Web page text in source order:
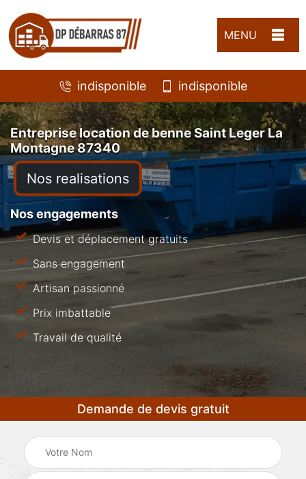
MENU
indisponible indisponible
Entreprise location de benne Saint Leger La
Montagne 87340
Nos realisations
Nos engagements
Devis et déplacement gratuits
Sans engagement
Artisan passionné
Prix imbattable
Travail de qualité
Demande de devis gratuit